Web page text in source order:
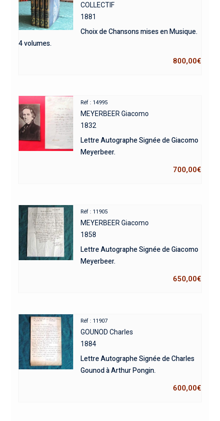
COLLECTIF
1881
Choix de Chansons mises en Musique.
4 volumes.
800,00€
Réf : 14995
MEYERBEER Giacomo
1832
Lettre Autographe Signée de Giacomo
Meyerbeer.
700,00€
Réf : 11905
MEYERBEER Giacomo
1858
Lettre Autographe Signée de Giacomo
Meyerbeer.
650,00€
Réf : 11907
GOUNOD Charles
1884
Lettre Autographe Signée de Charles
Gounod à Arthur Pongin.
600,00€